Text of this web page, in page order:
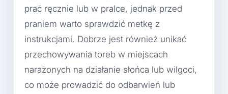
prać ręcznie lub w pralce, jednak przed
praniem warto sprawdzić metkę z
instrukcjami. Dobrze jest również unikać
przechowywania toreb w miejscach
narażonych na działanie słońca lub wilgoci,
co może prowadzić do odbarwień lub